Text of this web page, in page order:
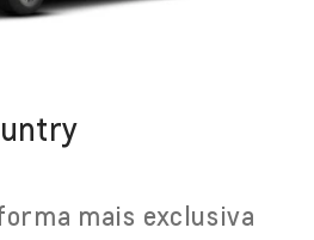
mais exclusiva